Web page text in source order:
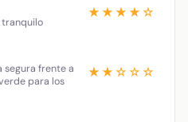
★★★★☆
segura frente a
para los
★★☆☆☆